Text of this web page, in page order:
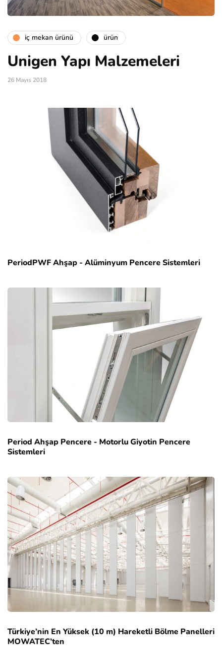
i̇ç mekan ürünü ürün
Unigen Yapı Malzemeleri
26 Mayıs 2018
PeriodPWF Ahşap - Alüminyum Pencere Sistemleri
Period Ahşap Pencere - Motorlu Giyotin Pencere
Sistemleri
Türkiye’nin En Yüksek (10 m) Hareketli Bölme Panelleri
MOWATEC’ten